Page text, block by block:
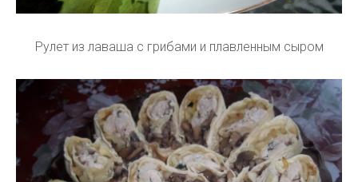
Рулет из лаваша с грибами и плавленным сыром